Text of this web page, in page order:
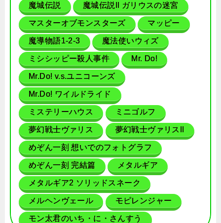
魔城伝説 魔城伝説II ガリウスの迷宮
マスターオブモンスターズ マッピー
魔導物語1-2-3 魔法使いウィズ
ミシシッピー殺人事件 Mr. Do!
Mr.Do! v.s.ユニコーンズ
Mr.Do! ワイルドライド
ミステリーハウス ミニゴルフ
夢幻戦士ヴァリス 夢幻戦士ヴァリスII
めぞん一刻 想いでのフォトグラフ
めぞん一刻 完結篇 メタルギア
メタルギア2 ソリッドスネーク
メルヘンヴェール モピレンジャー
モン太君のいち・に・さんすう